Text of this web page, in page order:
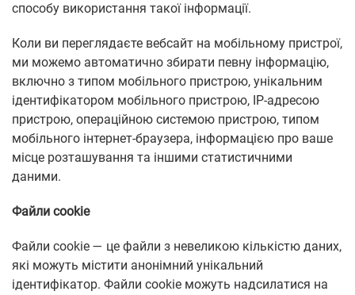
способу використання такої інформації.
Коли ви переглядаєте вебсайт на мобільному пристрої,
ми можемо автоматично збирати певну інформацію,
включно з типом мобільного пристрою, унікальним
ідентифікатором мобільного пристрою, IP-адресою
пристрою, операційною системою пристрою, типом
мобільного інтернет-браузера, інформацією про ваше
місце розташування та іншими статистичними
даними.
Файли cookie
Файли cookie — це файли з невеликою кількістю даних,
які можуть містити анонімний унікальний
ідентифікатор. Файли cookie можуть надсилатися на